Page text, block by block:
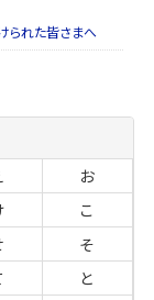
られた皆さまへ
お
こ
そ
と